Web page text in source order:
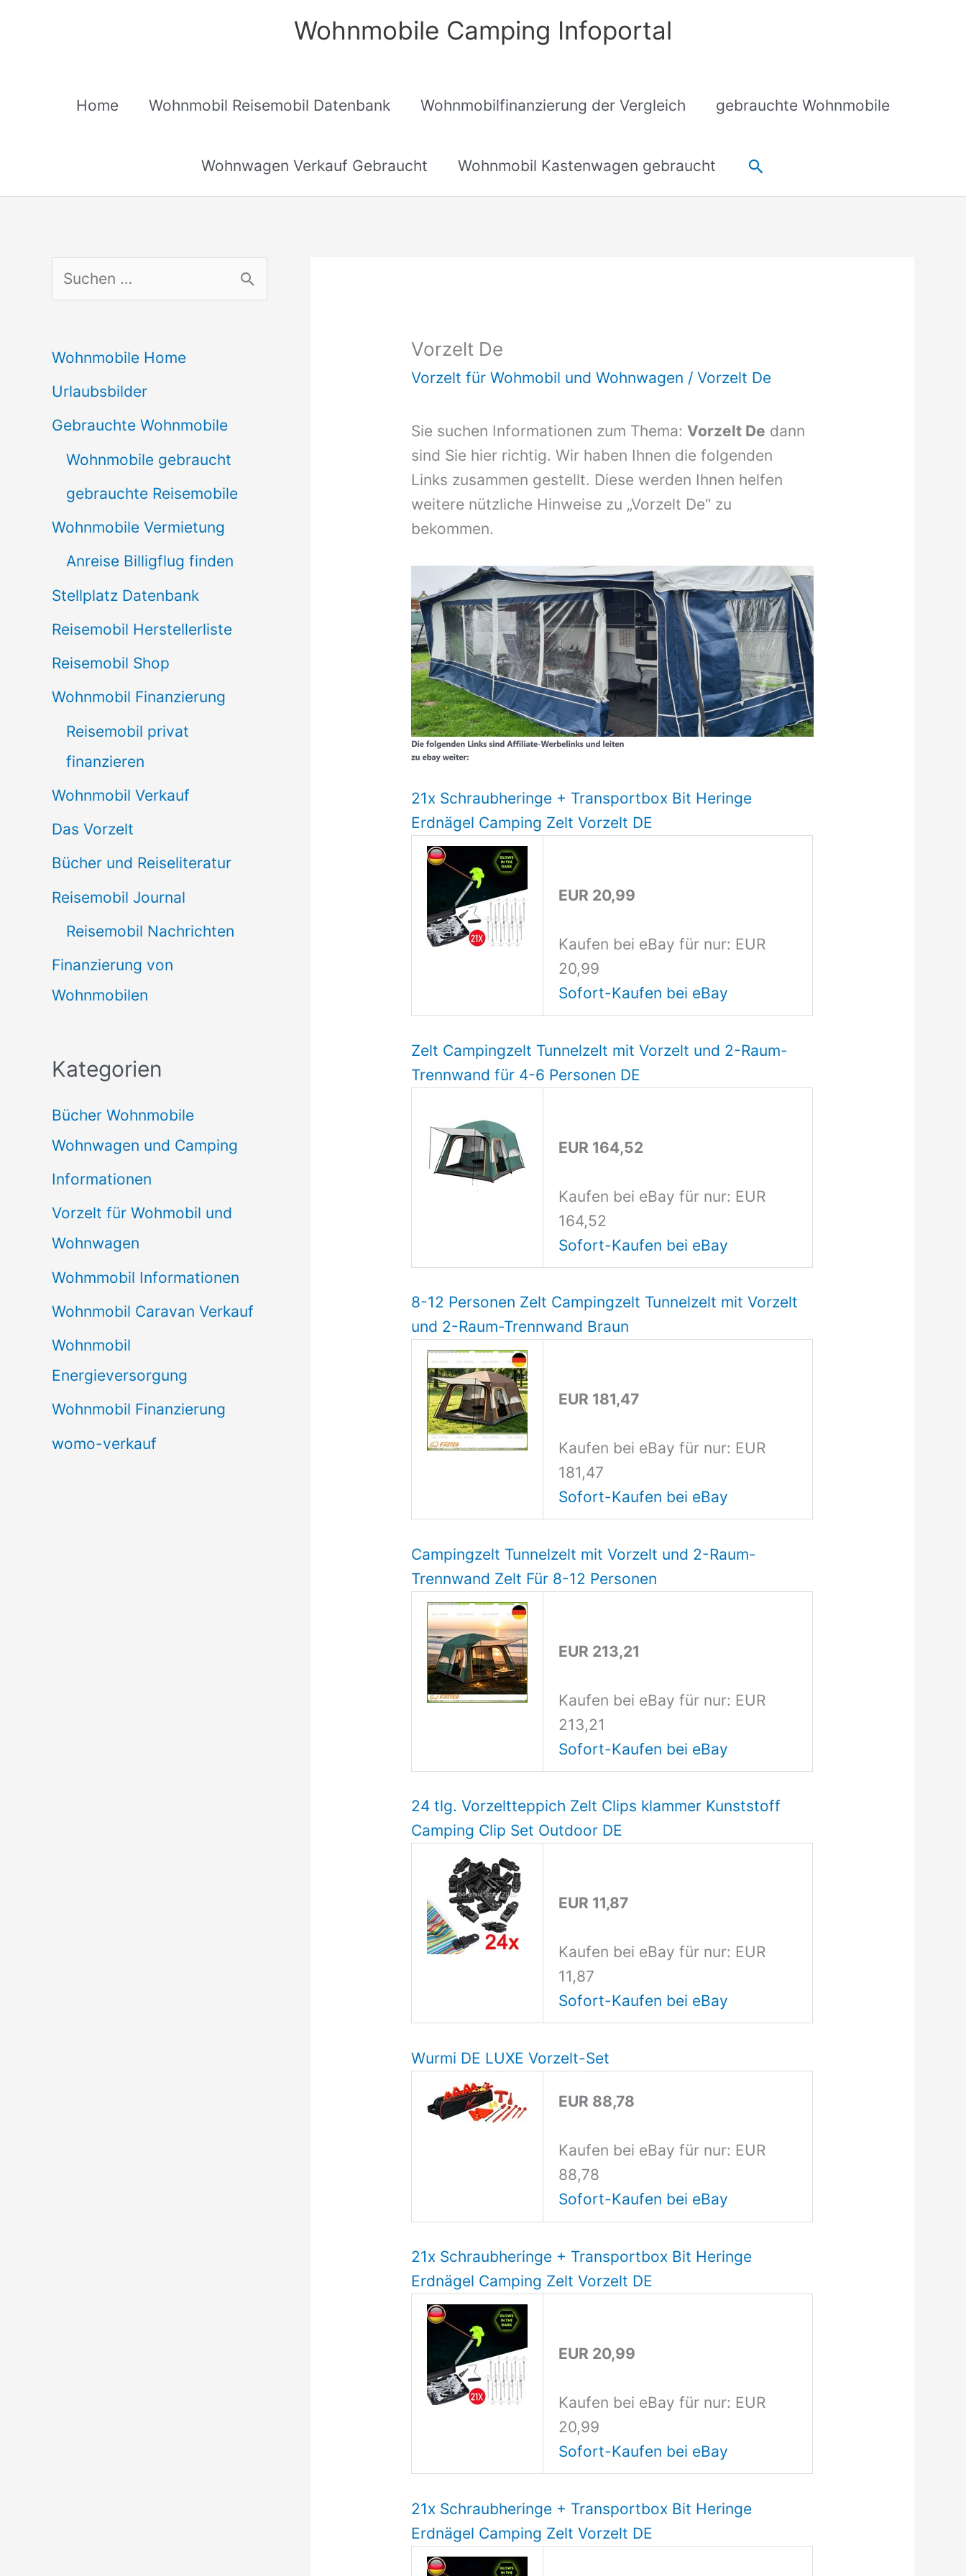
Wohnmobile Camping Infoportal
Home Wohnmobil Reisemobil Datenbank Wohnmobilfinanzierung der Vergleich gebrauchte Wohnmobile
Wohnwagen Verkauf Gebraucht Wohnmobil Kastenwagen gebraucht Suchen
u
h
e
n
Wohnmobile Home
Urlaubsbilder
Gebrauchte Wohnmobile
Wohnmobile gebraucht
gebrauchte Reisemobile
Wohnmobile Vermietung
Anreise Billigflug finden
Stellplatz Datenbank
Reisemobil Herstellerliste
Reisemobil Shop
Wohnmobil Finanzierung
Reisemobil privat
finanzieren
Wohnmobil Verkauf
Das Vorzelt
Bücher und Reiseliteratur
Reisemobil Journal
Reisemobil Nachrichten
Finanzierung von
Wohnmobilen
Kategorien
Bücher Wohnmobile
Wohnwagen und Camping
Informationen
Vorzelt für Wohmobil und
Wohnwagen
Wohmmobil Informationen
Wohnmobil Caravan Verkauf
Wohnmobil
Energieversorgung
Wohnmobil Finanzierung
womo-verkauf
Vorzelt De
Vorzelt für Wohmobil und Wohnwagen /Vorzelt De
Sie suchen Informationen zum Thema:Vorzelt De dann
sind Sie hier richtig. Wir haben Ihnen die folgenden
Links zusammen gestellt. Diese werden Ihnen helfen
weitere nützliche Hinweise zu „Vorzelt De“ zu
bekommen.
21x Schraubheringe + Transportbox Bit Heringe
Erdnägel Camping Zelt Vorzelt DE
EUR 20,99
Kaufen bei eBay für nur: EUR
20,99
Sofort-Kaufen bei eBay
Zelt Campingzelt Tunnelzelt mit Vorzelt und 2-Raum-
Trennwand für 4-6 Personen DE
EUR 164,52
Kaufen bei eBay für nur: EUR
164,52
Sofort-Kaufen bei eBay
8-12 Personen Zelt Campingzelt Tunnelzelt mit Vorzelt
und 2-Raum-Trennwand Braun
EUR 181,47
Kaufen bei eBay für nur: EUR
181,47
Sofort-Kaufen bei eBay
Campingzelt Tunnelzelt mit Vorzelt und 2-Raum-
Trennwand Zelt Für 8-12 Personen
EUR 213,21
Kaufen bei eBay für nur: EUR
213,21
Sofort-Kaufen bei eBay
24 tlg. Vorzeltteppich Zelt Clips klammer Kunststoff
Camping Clip Set Outdoor DE
EUR 11,87
Kaufen bei eBay für nur: EUR
11,87
Sofort-Kaufen bei eBay
Wurmi DE LUXE Vorzelt-Set
EUR 88,78
Kaufen bei eBay für nur: EUR
88,78
Sofort-Kaufen bei eBay
21x Schraubheringe + Transportbox Bit Heringe
Erdnägel Camping Zelt Vorzelt DE
EUR 20,99
Kaufen bei eBay für nur: EUR
20,99
Sofort-Kaufen bei eBay
21x Schraubheringe + Transportbox Bit Heringe
Erdnägel Camping Zelt Vorzelt DE